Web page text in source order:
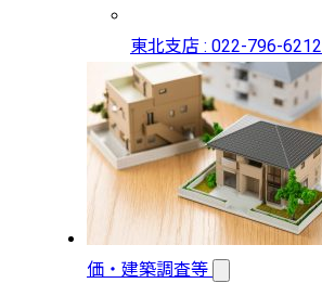
東北支店 : 022-796-6212
価・建築調査等